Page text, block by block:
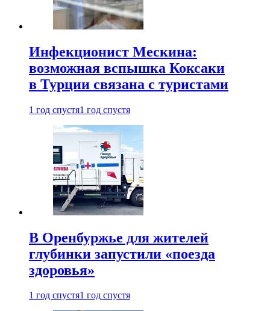
Инфекционист Мескина:
возможная вспышка Коксаки
в Турции связана с туристами
1 год спустя1 год спустя
В Оренбуржье для жителей
глубинки запустили «поезда
здоровья»
1 год спустя1 год спустя